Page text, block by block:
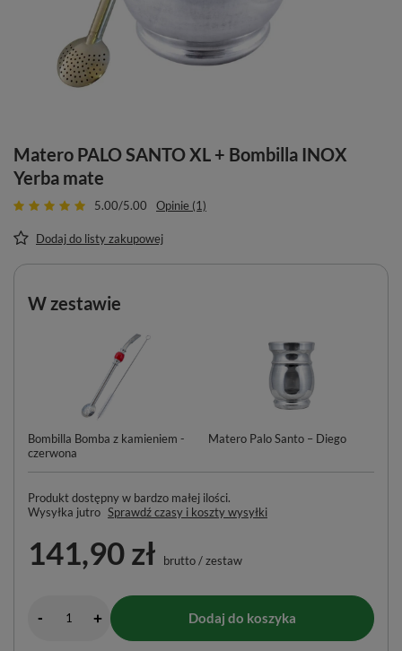
Matero PALO SANTO XL + Bombilla INOX
Yerba mate
5.00/5.00 Opinie (1)
Dodaj do listy zakupowej
W zestawie
Bombilla Bomba z kamieniem -
czerwona
Matero Palo Santo – Diego
Produkt dostępny w bardzo małej ilości
Wysyłka jutro Sprawdź czasy i koszty wysyłki
141,90 zł brutto/zestaw
- + Dodaj do koszyka